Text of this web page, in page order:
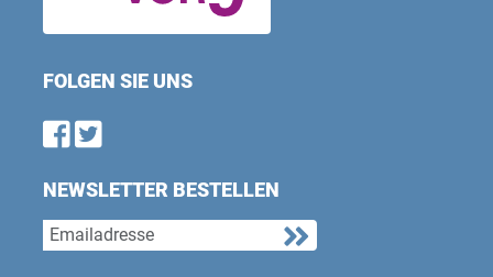
FOLGEN SIE UNS
Find us on Facebook
Follow us on Twitter
NEWSLETTER BESTELLEN